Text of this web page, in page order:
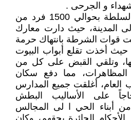
و الجرحى .
وفي اليوم التالي جاءت السلطة بحوالي 1500 فرد من
المدينة، حيث دارت معارك
قوات الشرطة بانتهاك حرمة
أخذت تقلع أبواب البيوت
وتلقي القبض على كل من
مما دفع سكان
العام، أغلقت جميع المدارس
على الأساليب البطش
من أبناء الحي ا لى المجالس